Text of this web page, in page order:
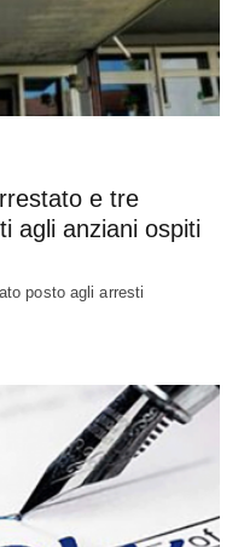
e tre
agli anziani ospiti
posto agli arresti